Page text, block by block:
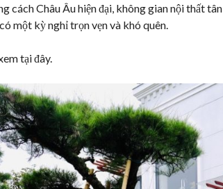
cách Châu Âu hiện đại, không gian nội thất
một kỳ nghỉ trọn vẹn và khó quên.
tại đây.